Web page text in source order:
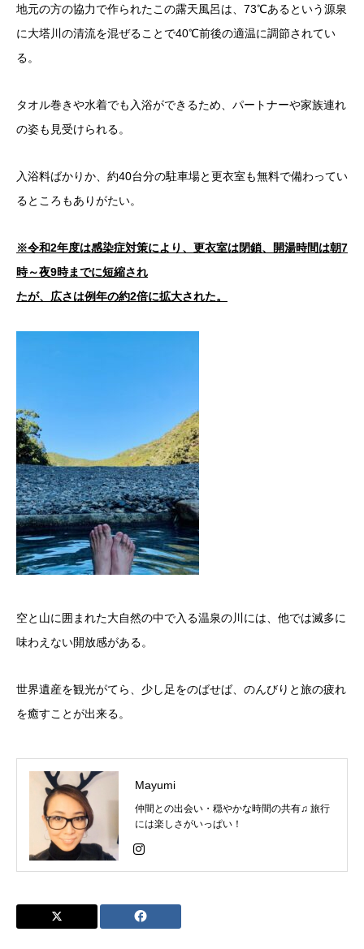
地元の方の協力で作られたこの露天風呂は、73℃あるという源泉
に大塔川の清流を混ぜることで40℃前後の適温に調節されてい
る。
タオル巻きや水着でも入浴ができるため、 パートナーや家族連れ
の姿も見受けられる。
入浴料ばかりか、 約40台分の駐車場と更衣室も無料で備わってい
るところもありがたい。
※令和2年度は感染症対策により、更衣室は閉鎖、
開湯時間は朝7
時～夜9時までに短縮され
たが、広さは例年の約2倍に拡大された。
空と山に囲まれた大自然の中で入る温泉の川には、 他では滅多に
味わえない開放感がある。
世界遺産を観光がてら、少し足をのばせば、 のんびりと旅の疲れ
を癒すことが出来る。
Mayumi
仲間との出会い・穏やかな時間の共有♫ 旅行
には楽しさがいっぱい！